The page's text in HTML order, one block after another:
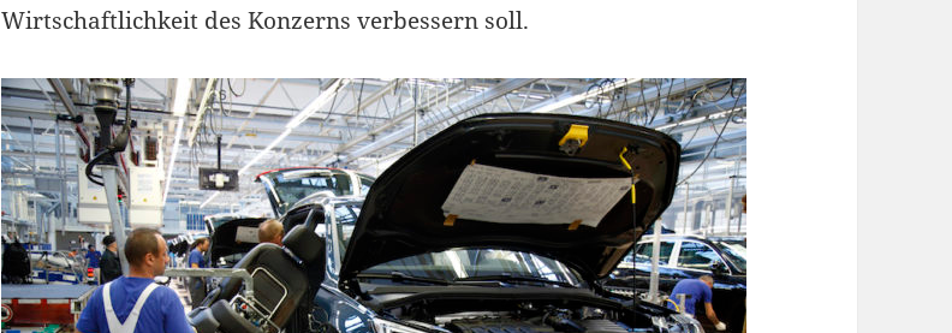
Wirtschaftlichkeit des Konzerns verbessern soll.